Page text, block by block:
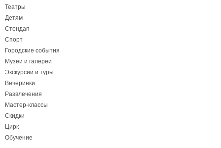
Театры
Детям
Стендап
Спорт
Городские события
Музеи и галереи
Экскурсии и туры
Вечеринки
Развлечения
Мастер-классы
Скидки
Цирк
Обучение